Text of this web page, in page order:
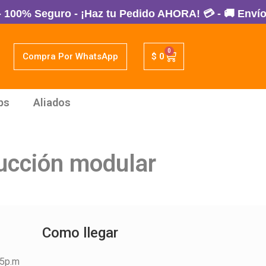
Seguro - ¡Haz tu Pedido AHORA! 💳 - 🚚
Compra Por WhatsApp $ 0 0
Aliados
modular
Como llegar